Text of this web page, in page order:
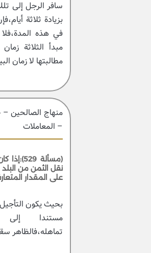
سافر الرجل إلى
بزيادة ثلاثة
في هذه
مبدأ الثلاثة
مطالبتها لا زمان
– المعاملات
(مسألة
نقل الثمن من البلد
على المقدار
بحيث يكون التأجيل
مستندا
تماهله،فالظاهر